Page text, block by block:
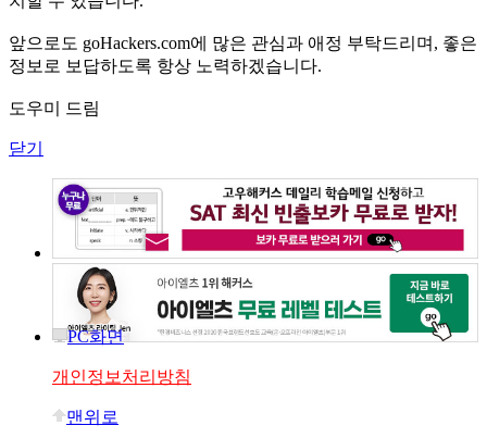
앞으로도 goHackers.com에 많은 관심과 애정 부탁드리며, 좋은
정보로 보답하도록 항상 노력하겠습니다.
도우미 드림
닫기
PC화면
개인정보처리방침
맨위로